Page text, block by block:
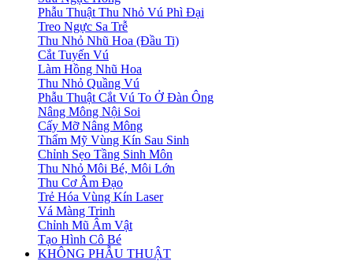
Phẫu Thuật Thu Nhỏ Vú Phì Đại
Treo Ngực Sa Trễ
Thu Nhỏ Nhũ Hoa (Đầu Ti)
Cắt Tuyến Vú
Làm Hồng Nhũ Hoa
Thu Nhỏ Quầng Vú
Phẫu Thuật Cắt Vú To Ở Đàn Ông
Nâng Mông Nội Soi
Cấy Mỡ Nâng Mông
Thẩm Mỹ Vùng Kín Sau Sinh
Chỉnh Sẹo Tầng Sinh Môn
Thu Nhỏ Môi Bé, Môi Lớn
Thu Cơ Âm Đạo
Trẻ Hóa Vùng Kín Laser
Vá Màng Trinh
Chỉnh Mũ Âm Vật
Tạo Hình Cô Bé
KHÔNG PHẪU THUẬT